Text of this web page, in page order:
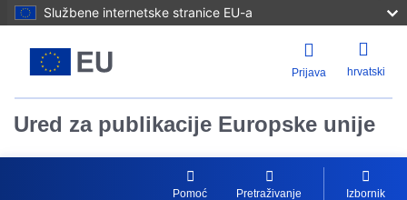
Službene internetske stranice EU-a
Prijava hrvatski
Ured za publikacije Europske unije
Pomoć Pretraživanje Izbornik